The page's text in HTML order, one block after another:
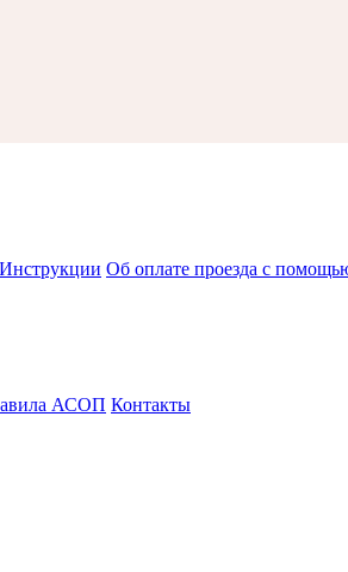
Инструкции Об оплате проезда с
АСОП Контакты